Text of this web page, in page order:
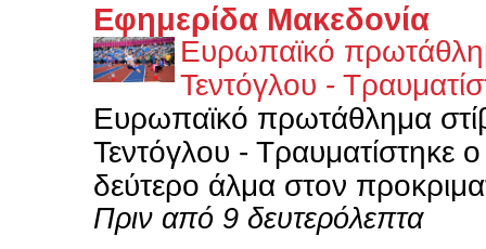
Εφημερίδα Μακεδονία
Ευρωπαϊκό
Τεντόγλου -
Ευρωπαϊκό πρωτάθλημα
Τεντόγλου - Τραυματίστηκε
δεύτερο άλμα στον
Πριν από 9 δευτερόλεπτα